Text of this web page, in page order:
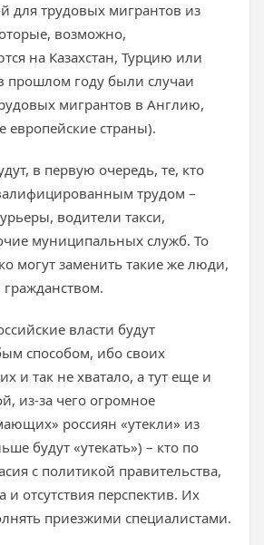
для трудовых мигрантов из
возможно,
на Казахстан, Турцию или
прошлом году были случаи
мигрантов в Англию,
европейские страны).
в первую очередь, те, кто
трудом –
водители такси,
муниципальных служб. То
могут заменить такие же люди,
власти будут
способом, ибо своих
и так не хватало, а тут еще и
из-за чего огромное
россиян «утекли» из
будут «утекать») – кто по
с политикой правительства,
и отсутствия перспектив. Их
приезжими специалистами.